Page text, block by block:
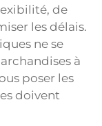
de
les délais.
ne se
à
poser les
doivent